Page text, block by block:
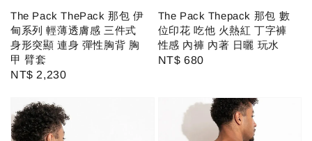
The Pack ThePack 那包 伊
甸系列 輕薄透膚感 三件式
身形突顯 連身 彈性胸背 胸
甲 臂套
Regular
NT$ 2,230
The Pack Thepack 那包 數
位印花 吃他 火熱紅 丁字褲
性感 內褲 內著 日曬 玩水
Regular
NT$ 680